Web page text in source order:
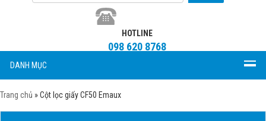
HOTLINE
098 620 8768
DANH MỤC
Trang chủ »Cột lọc giấy CF50 Emaux